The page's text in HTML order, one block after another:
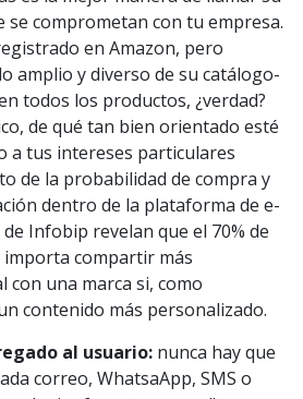
comprometan con tu empresa.
en Amazon, pero
amplio y diverso de su catálogo-
todos los productos, ¿verdad?
de qué tan bien orientado esté
a tus intereses particulares
de la probabilidad de compra y
dentro de la plataforma de e-
Infobip revelan que el 70% de
compartir más
una marca si, como
contenido más personalizado.
al usuario: nunca hay que
correo, WhatsaApp, SMS o